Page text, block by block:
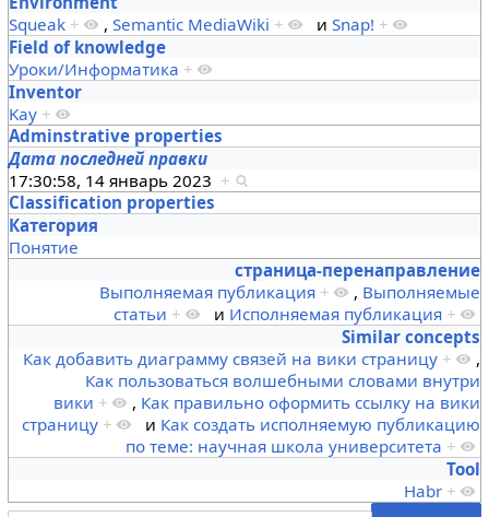
Squeak + , Semantic MediaWiki + и Snap! +
Field of knowledge
Уроки/Информатика +
Inventor
Kay +
Adminstrative properties
Дата последней правки
17:30:58, 14 январь 2023 +
Classification properties
Категория
Понятие
страница-перенаправление
Выполняемая публикация + , Выполняемые
статьи + и Исполняемая публикация +
Similar concepts
Как добавить диаграмму связей на вики страницу +
,
Как пользоваться волшебными словами внутри
вики + , Как правильно оформить ссылку на вики
страницу + и Как создать исполняемую публикацию
по теме: научная школа университета +
Tool
Habr +